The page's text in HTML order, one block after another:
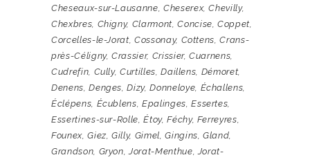
Cheseaux-sur-Lausanne, Cheserex,Chevilly,
Chexbres, Chigny, Clarmont,Concise,Coppet,
Corcelles-le-Jorat,Cossonay, Cottens,Crans-
près-Céligny,Crassier, Crissier,Cuarnens,
Cudrefin, Cully,Curtilles,Daillens, Démoret,
Denens,Denges,Dizy,Donneloye, Échallens,
Éclépens, Écublens,Epalinges,Essertes,
Essertines-sur-Rolle,Étoy,Féchy, Ferreyres,
Founex,Giez,Gilly, Gimel,Gingins,Gland,
Grandson, Gryon,Jorat-Menthue,Jorat-